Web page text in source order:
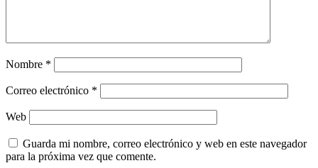
Nombre *
Correo electrónico *
Web
Guarda mi nombre, correo electrónico y web en este navegador
para la próxima vez que comente.